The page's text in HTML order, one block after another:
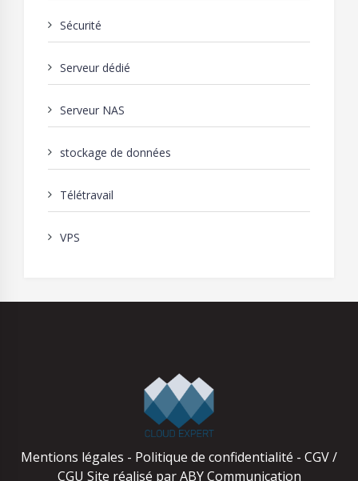
Sécurité
Serveur dédié
Serveur NAS
stockage de données
Télétravail
VPS
Mentions légales - Politique de confidentialité - CGV /
CGU Site réalisé parABY Communication